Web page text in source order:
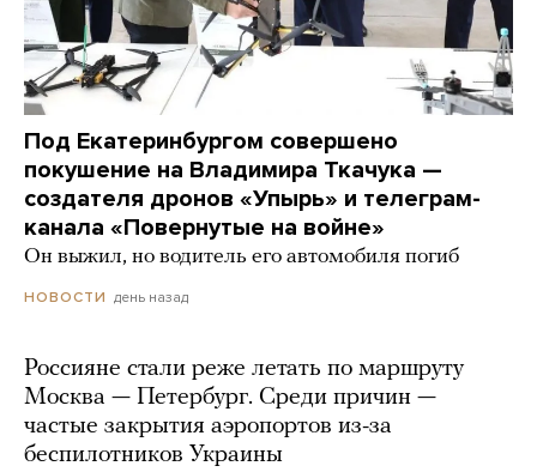
Под Екатеринбургом совершено
покушение на Владимира Ткачука —
создателя дронов «Упырь» и телеграм-
канала «Повернутые на войне»
Он выжил, но водитель его автомобиля погиб
НОВОСТИ день назад
Россияне стали реже летать по маршруту
Москва — Петербург. Среди причин —
частые закрытия аэропортов из-за
беспилотников Украины